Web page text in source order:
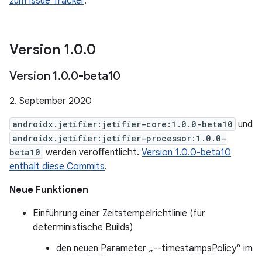
Version 1.0.0
Version 1.0.0-beta10
2. September 2020
androidx.jetifier:jetifier-core:1.0.0-beta10 und
androidx.jetifier:jetifier-processor:1.0.0-
beta10 werden veröffentlicht. Version 1.0.0-beta10
enthält diese Commits.
Neue Funktionen
Einführung einer Zeitstempelrichtlinie (für
deterministische Builds)
den neuen Parameter „--timestampsPolicy“ im